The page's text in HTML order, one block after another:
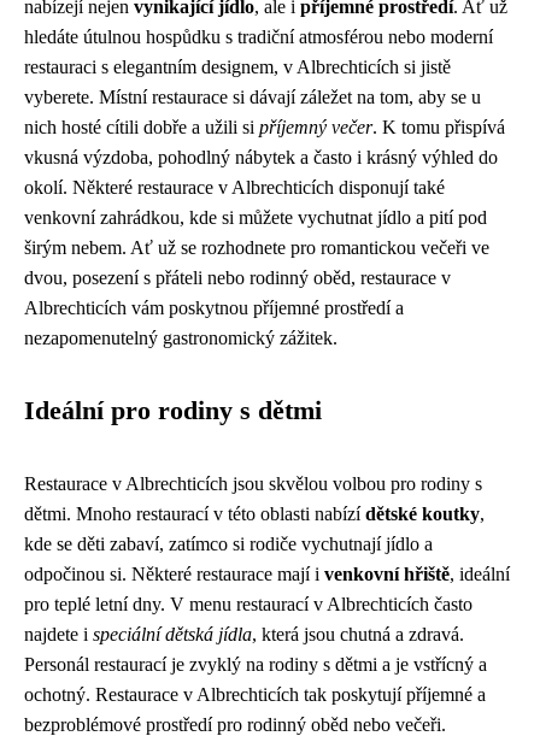
nabízejí nejen vynikající jídlo, ale i příjemné prostředí. Ať už
hledáte útulnou hospůdku s tradiční atmosférou nebo moderní
restauraci s elegantním designem, v Albrechticích si jistě
vyberete. Místní restaurace si dávají záležet na tom, aby se u
nich hosté cítili dobře a užili si příjemný večer. K tomu přispívá
vkusná výzdoba, pohodlný nábytek a často i krásný výhled do
okolí. Některé restaurace v Albrechticích disponují také
venkovní zahrádkou, kde si můžete vychutnat jídlo a pití pod
širým nebem. Ať už se rozhodnete pro romantickou večeři ve
dvou, posezení s přáteli nebo rodinný oběd, restaurace v
Albrechticích vám poskytnou příjemné prostředí a
nezapomenutelný gastronomický zážitek.
Ideální pro rodiny s dětmi
Restaurace v Albrechticích jsou skvělou volbou pro rodiny s
dětmi. Mnoho restaurací v této oblasti nabízídětské koutky,
kde se děti zabaví, zatímco si rodiče vychutnají jídlo a
odpočinou si. Některé restaurace mají i venkovní hřiště, ideální
pro teplé letní dny. V menu restaurací v Albrechticích často
najdete i speciální dětská jídla, která jsou chutná a zdravá.
Personál restaurací je zvyklý na rodiny s dětmi a je vstřícný a
ochotný. Restaurace v Albrechticích tak poskytují příjemné a
bezproblémové prostředí pro rodinný oběd nebo večeři.